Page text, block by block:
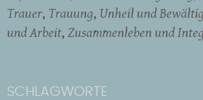
Trauer Trauung Unheil und
und Arbeit Zusammenleben und
SCHLAGWORTE